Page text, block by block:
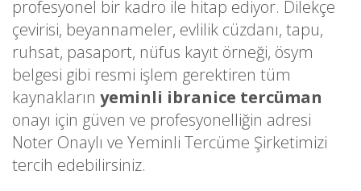
profesyonel bir kadro ile hitap ediyor. Dilekçe
çevirisi, beyannameler, evlilik cüzdanı, tapu,
ruhsat, pasaport, nüfus kayıt örneği, ösym
belgesi gibi resmi işlem gerektiren tüm
kaynakların yeminli ibranice tercüman
onayı için güven ve profesyonelliğin adresi
Noter Onaylı ve Yeminli Tercüme Şirketimizi
tercih edebilirsiniz.